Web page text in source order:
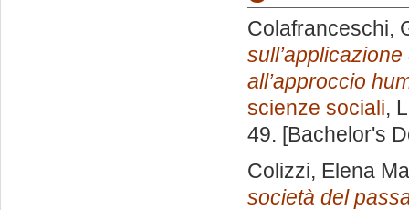
Colafranceschi,
all’approccio
scienze sociali,
49. [Bachelor's
Colizzi, Elena
società del